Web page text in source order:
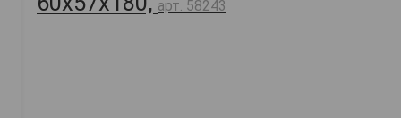
арт. 58243